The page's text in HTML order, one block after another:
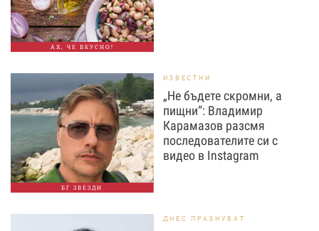
АХ, ЧЕ ВКУСНО!
БГ ЗВЕЗДИ
ИЗВЕСТНИ
„Не бъдете скромни, а
пищни“: Владимир
Карамазов разсмя
последователите си с
видео в Instagram
ДНЕС ПРАЗНУВАТ